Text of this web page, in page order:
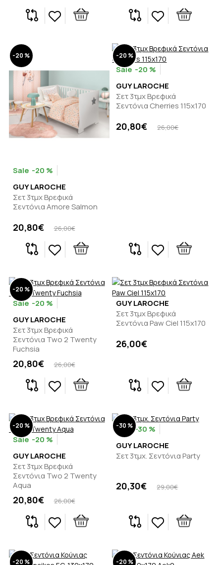
-20 %
-20 %
GUY LAROCHE
Σετ 3τμχ Βρεφικά
Σεντόνια Amore Salmon
26,00€
20,80€
-20 %
-20 %
GUY LAROCHE
Σετ 3τμχ Βρεφικά
Σεντόνια Cherries 115x170
26,00€
20,80€
-20 %
-20 %
GUY LAROCHE
Σετ 3τμχ Βρεφικά
Σεντόνια Two 2 Twenty
Fuchsia
26,00€
20,80€
GUY LAROCHE
Σετ 3τμχ Βρεφικά
Σεντόνια Paw Ciel 115x170
26,00€
-20 %
-20 %
GUY LAROCHE
Σετ 3τμχ Βρεφικά
Σεντόνια Two 2 Twenty
Aqua
26,00€
20,80€
-30 %
-30 %
GUY LAROCHE
Σετ 3τμχ. Σεντόνια Party
29,00€
20,30€
-20 % -20 %